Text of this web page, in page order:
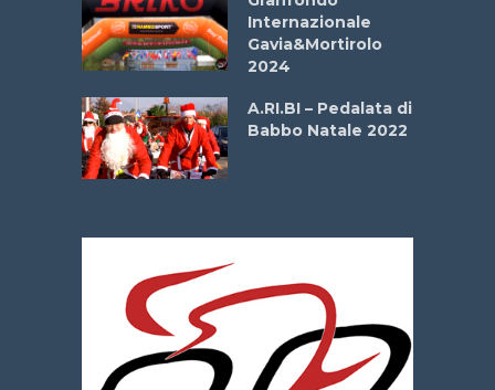
Internazionale
Gavia&Mortirolo
2024
A.RI.BI – Pedalata di
Babbo Natale 2022